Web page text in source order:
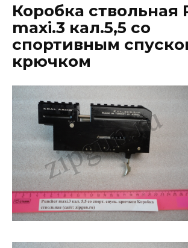
Коробка ствольная
maxi.3 кал.5,5 со
спортивным
крючком